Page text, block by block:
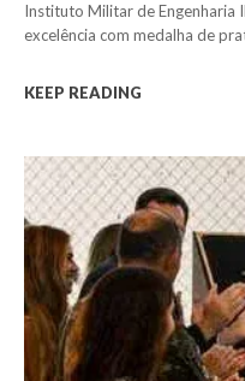
Instituto Militar de Engenharia
excelência com medalha de
KEEP READING